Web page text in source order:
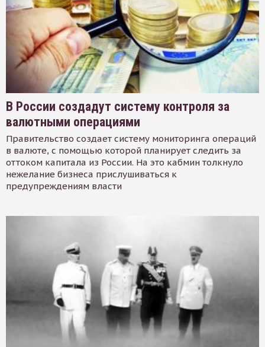
В России создадут систему контроля за
валютными операциями
Правительство создает систему мониторинга операций
в валюте, с помощью которой планирует следить за
оттоком капитала из России. На это кабмин толкнуло
нежелание бизнеса прислушиваться к
предупреждениям власти